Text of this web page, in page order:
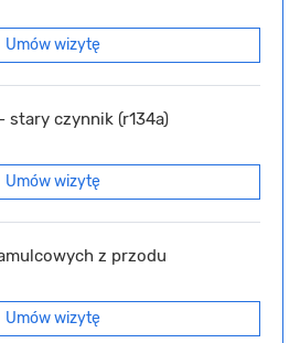
Umów wizytę
stary czynnik (r134a)
Umów wizytę
z przodu
Umów wizytę